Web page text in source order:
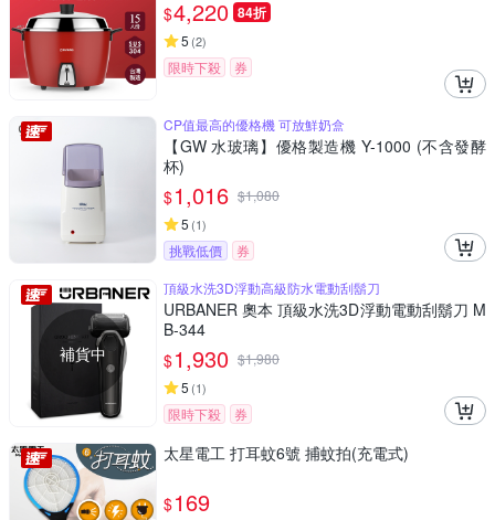
$4,220 84折
5 (2)
限時下殺 券
CP值最高的優格機 可放鮮奶盒
【GW 水玻璃】優格製造機 Y-1000 (不含發酵
杯)
$1,016 $1,080
5 (1)
挑戰低價 券
補貨中
頂級水洗3D浮動高級防水電動刮鬍刀
URBANER 奧本 頂級水洗3D浮動電動刮鬍刀 M
B-344
$1,930 $1,980
5 (1)
限時下殺 券
太星電工 打耳蚊6號 捕蚊拍(充電式)
$169